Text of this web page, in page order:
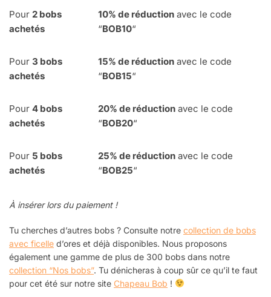
Pour 2 bobs
achetés
10% de réduction avec le code
“BOB10“
Pour 3 bobs
achetés
15% de réduction avec le code
“BOB15“
Pour 4 bobs
achetés
20% de réduction avec le code
“BOB20“
Pour 5 bobs
achetés
25% de réduction avec le code
“BOB25“
À insérer lors du paiement !
Tu cherches d’autres bobs ? Consulte notre collection de bobs
avec ficelle d’ores et déjà disponibles. Nous proposons
également une gamme de plus de 300 bobs dans notre
collection “Nos bobs”. Tu dénicheras à coup sûr ce qu’il te faut
pour cet été sur notre site Chapeau Bob !